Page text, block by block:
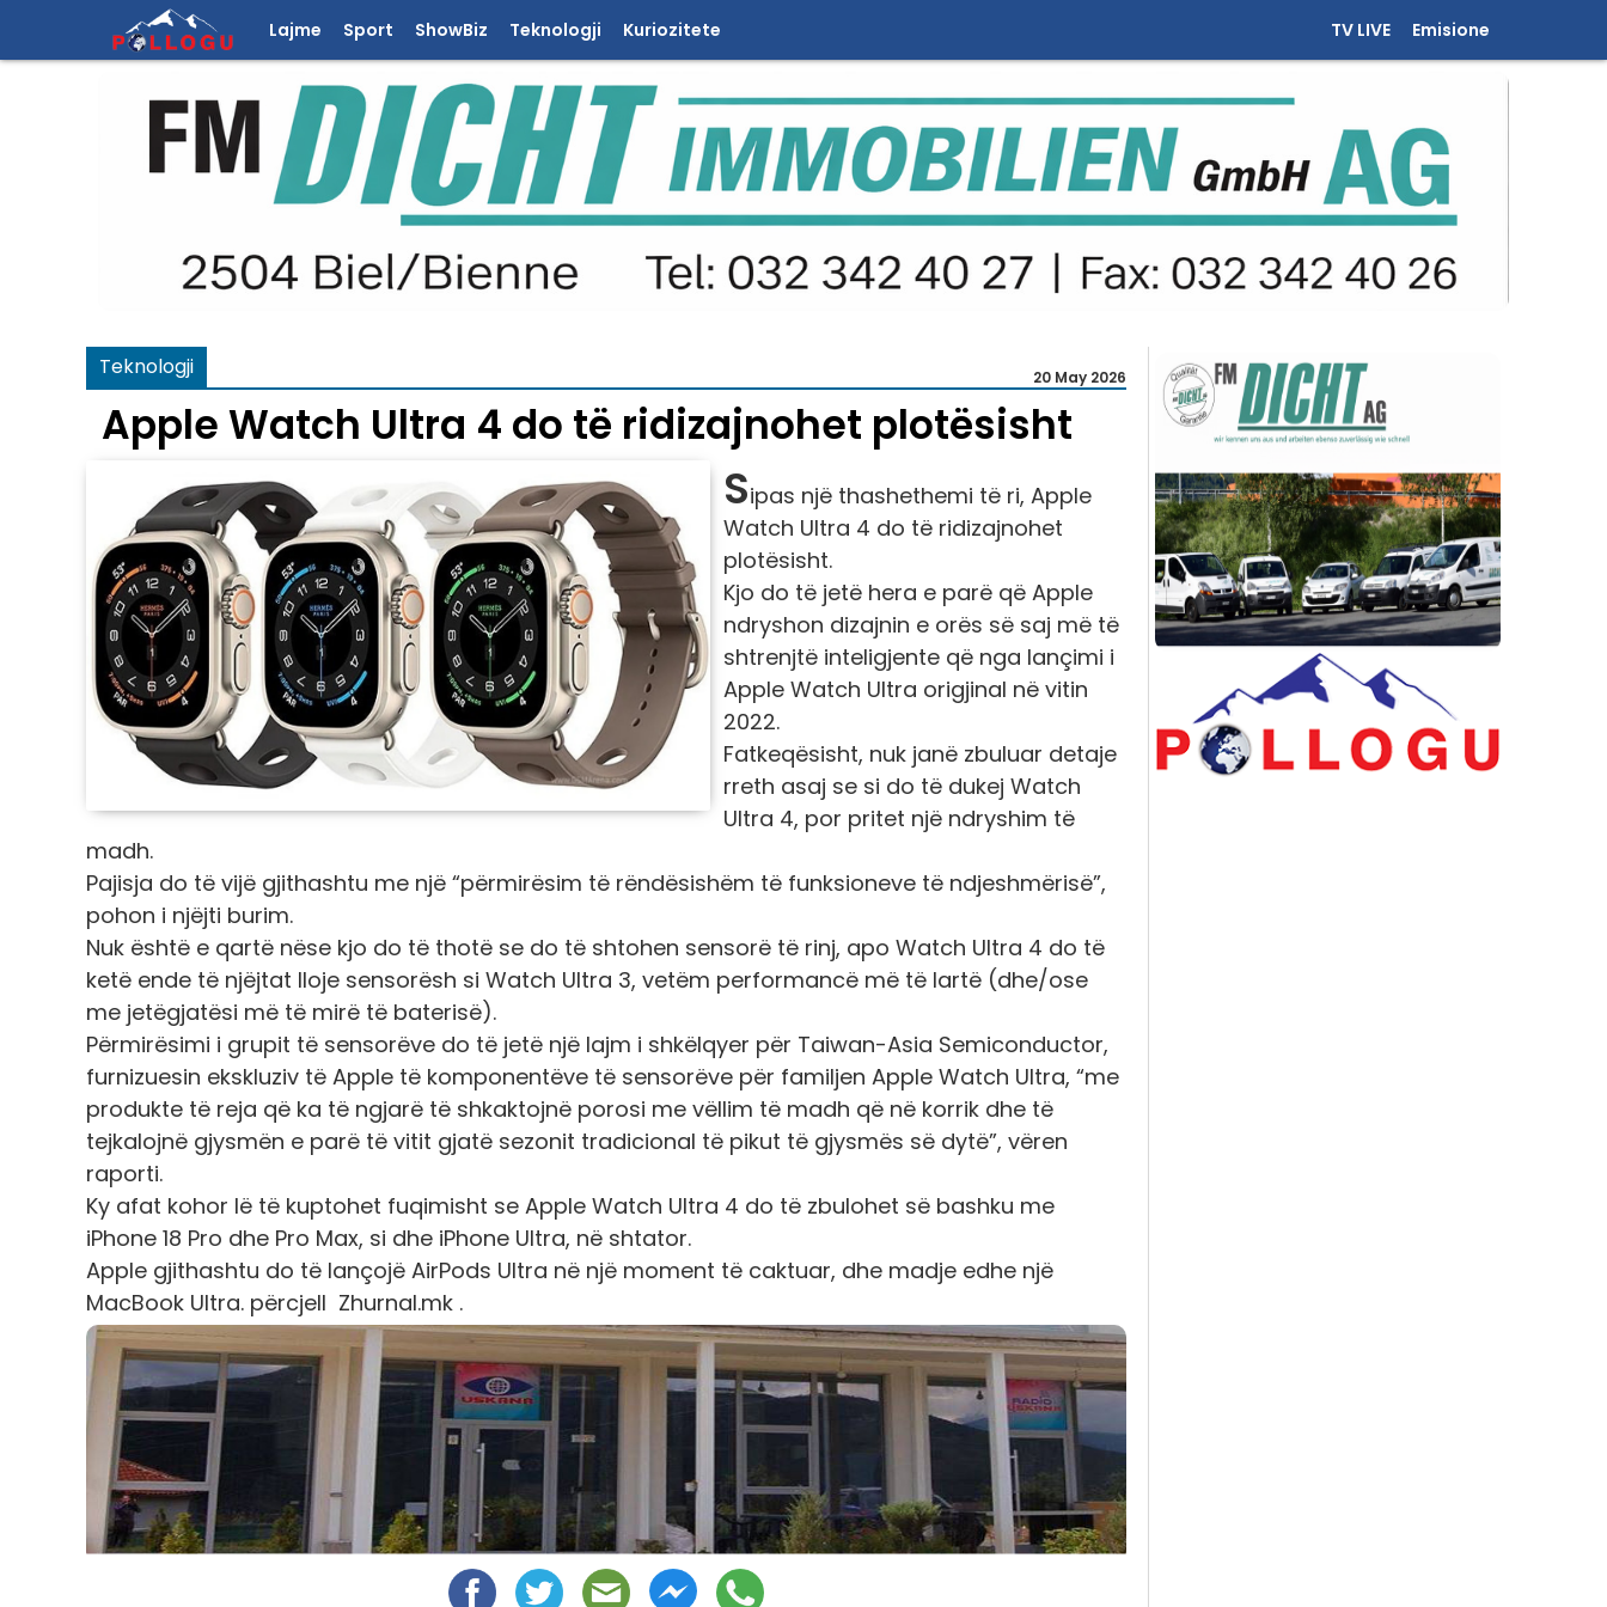
Lajme Sport ShowBiz Teknologji Kuriozitete TV LIVE Emisione
Teknologji 20 May 2026
Apple Watch Ultra 4 do të ridizajnohet plotësisht
Sipas një thashethemi të ri, Apple
Watch Ultra 4 do të ridizajnohet
plotësisht.
Kjo do të jetë hera e parë që Apple
ndryshon dizajnin e orës së saj më të
shtrenjtë inteligjente që nga lançimi i
Apple Watch Ultra origjinal në vitin
2022.
Fatkeqësisht, nuk janë zbuluar detaje
rreth asaj se si do të dukej Watch
Ultra 4, por pritet një ndryshim të
madh.
Pajisja do të vijë gjithashtu me një “përmirësim të rëndësishëm të funksioneve të ndjeshmërisë”,
pohon i njëjti burim.
Nuk është e qartë nëse kjo do të thotë se do të shtohen sensorë të rinj, apo Watch Ultra 4 do të
ketë ende të njëjtat lloje sensorësh si Watch Ultra 3, vetëm performancë më të lartë (dhe/ose
me jetëgjatësi më të mirë të baterisë).
Përmirësimi i grupit të sensorëve do të jetë një lajm i shkëlqyer për Taiwan-Asia Semiconductor,
furnizuesin ekskluziv të Apple të komponentëve të sensorëve për familjen Apple Watch Ultra, “me
produkte të reja që ka të ngjarë të shkaktojnë porosi me vëllim të madh që në korrik dhe të
tejkalojnë gjysmën e parë të vitit gjatë sezonit tradicional të pikut të gjysmës së dytë”, vëren
raporti.
Ky afat kohor lë të kuptohet fuqimisht se Apple Watch Ultra 4 do të zbulohet së bashku me
iPhone 18 Pro dhe Pro Max, si dhe iPhone Ultra, në shtator.
Apple gjithashtu do të lançojë AirPods Ultra në një moment të caktuar, dhe madje edhe një
MacBook Ultra. përcjell Zhurnal.mk .